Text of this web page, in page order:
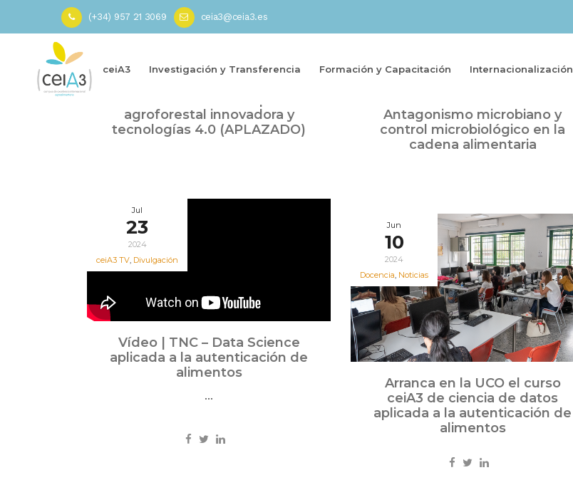
(+34) 957 21 3069 ceia3@ceia3.es
ceiA3 Investigación y Transferencia Formación y Capacitación Internacionalización
Inicio»TNC 2024
2024
agroforestal innovadora y
tecnologías 4.0 (APLAZADO)
Antagonismo microbiano y
control microbiológico en la
cadena alimentaria
Jul
23
2024
ceiA3 TV, Divulgación
Vídeo | TNC – Data Science
aplicada a la autenticación de
alimentos
...
Jun
10
2024
Docencia, Noticias
Arranca en la UCO el curso
ceiA3 de ciencia de datos
aplicada a la autenticación de
alimentos